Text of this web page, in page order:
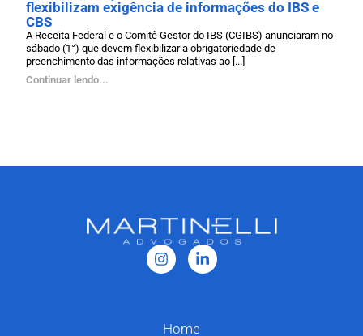
flexibilizam exigência de informações do IBS e
CBS
A Receita Federal e o Comitê Gestor do IBS (CGIBS) anunciaram no
sábado (1°) que devem flexibilizar a obrigatoriedade de
preenchimento das informações relativas ao [...]
Continuar lendo...
Home